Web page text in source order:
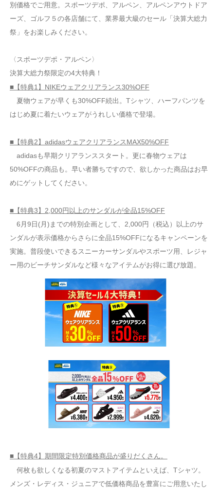
別価格でご用意。スポーツデポ、アルペン、アルペンアウトドア
ーズ、ゴルフ５の各店舗にて、業界最大級のセール「決算大総力
祭」をお楽しみください。
〈スポーツデポ・アルペン〉
決算大総力祭限定の4大特典！
■【特典1】NIKEウェアクリアランス30%OFF
夏物ウェアが早くも30%OFF続出。Tシャツ、ハーフパンツを
はじめ夏に着たいウェアがうれしい価格で登場。
■【特典2】adidasウェアクリアランスMAX50%OFF
adidasも早期クリアランススタート。更に春物ウェアは
50%OFFの商品も。早い者勝ちですので、欲しかった商品はお早
めにゲットしてください。
■【特典3】2,000円以上のサンダルが全品15%OFF
6月9日(月)までの特別企画として、2,000円（税込）以上のサ
ンダルが表示価格からさらに全品15%OFFになるキャンペーンを
実施。普段使いできるスニーカーサンダルやスポーツ用、レジャ
ー用のビーチサンダルなど様々なアイテムがお得に選び放題。
■【特典4】期間限定特別価格商品が盛りだくさん。
何枚も欲しくなる初夏のマストアイテムといえば、Tシャツ。
メンズ・レディス・ジュニアで低価格商品を豊富にご用意いたし